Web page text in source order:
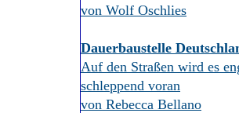
von Wolf Oschlies
Dauerbaustelle
Auf den Straßen wird es
schleppend voran
von Rebecca Bellano